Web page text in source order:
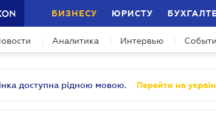
БИЗНЕСУ ЮРИСТУ
Аналитика Интервью
доступна рідною мовою. Перейти на